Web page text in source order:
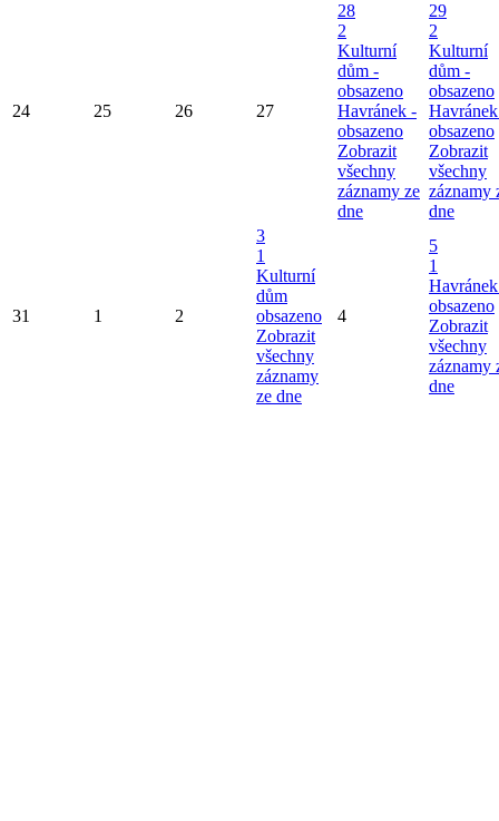
24 25 26 27
28
2
Kulturní
dům -
obsazeno
Havránek -
obsazeno
Zobrazit
všechny
záznamy ze
dne
29
2
Kulturní
dům -
obsazeno
obsazeno
Zobrazit
všechny
záznamy
dne
31 1 2
3
1
Kulturní
dům
obsazeno
Zobrazit
všechny
záznamy
ze dne
4
5
1
obsazeno
Zobrazit
všechny
záznamy
dne